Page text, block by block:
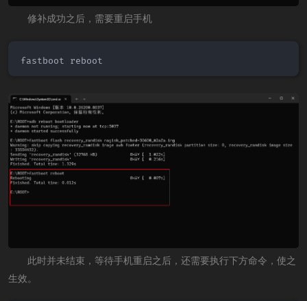
修补成功之后，需要重启手机
fastboot reboot
此时并未结束，等待手机重启之后，还需要执行下方命令，使之
生效。